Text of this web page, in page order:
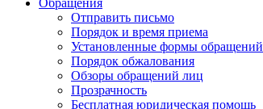
Обращения
Отправить письмо
Порядок и время приема
Установленные формы обращений
Порядок обжалования
Обзоры обращений лиц
Прозрачность
Бесплатная юридическая помощь